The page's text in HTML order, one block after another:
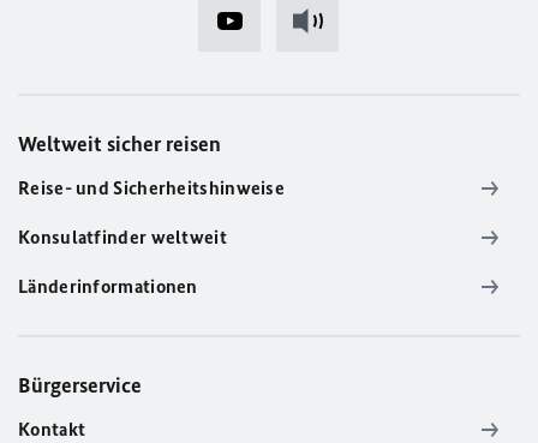
Weltweit sicher reisen
Reise- und Sicherheitshinweise
Konsulatfinder weltweit
Länderinformationen
Bürgerservice
Kontakt